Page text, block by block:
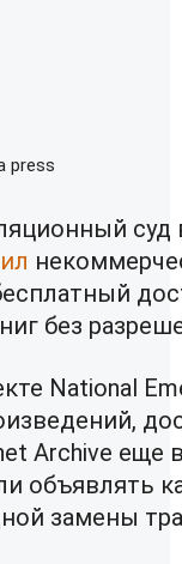
press
без
National
Archive еще
объявлять
замены